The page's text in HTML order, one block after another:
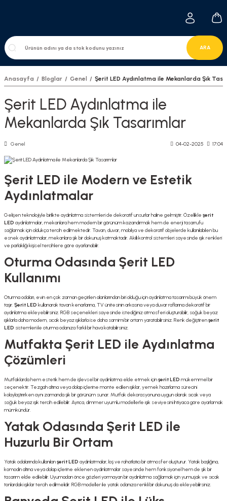
ARA
Anasayfa Bloglar Genel Şerit LED Aydınlatma ile Mekanlarda Şık
Şerit LED Aydınlatma ile
Mekanlarda Şık Tasarımlar
Genel 04-02-2025 17:04
Şerit LED ile Modern ve Estetik
Aydınlatmalar
Gelişen teknolojiyle birlikte aydınlatma sistemleri de dekoratif unsurlar haline gelmiştir. Özellikle şerit
LED aydınlatmalar, mekanlara hem modern bir görünüm kazandırmak hem de enerji tasarrufu
sağlamak için oldukça tercih edilmektedir. Tavan, duvar, mobilya ve dekoratif objelerde kullanılabilen bu
esnek aydınlatmalar, mekanlara şık bir dokunuş katmaktadır. Akıllı kontrol sistemleri sayesinde ışık renkleri
ve parlaklığı kişisel tercihlere göre ayarlanabilir.
Oturma Odasında Şerit LED
Kullanımı
Oturma odaları, evin en çok zaman geçirilen alanlarından biri olduğu için aydınlatma tasarımı büyük önem
taşır. Şerit LED kullanarak tavan kenarlarına, TV ünitesinin arkasına veya duvar raflarına dekoratif bir
aydınlatma ekleyebilirsiniz. RGB seçenekleri sayesinde istediğiniz atmosferi oluşturabilir, soğuk beyaz
ışıklarla daha modern, sıcak beyaz ışıklarla ise daha samimi bir ortam yaratabilirsiniz. Renk değiştirenşerit
LED sistemleri ile oturma odanıza farklı bir hava katabilirsiniz.
Mutfakta Şerit LED ile Aydınlatma
Çözümleri
Mutfaklarda hem estetik hem de işlevsel bir aydınlatma elde etmek içinşerit LED mükemmel bir
seçenektir. Tezgah altına veya dolap içlerine monte edilen ışıklar, yemek hazırlama sürecini
kolaylaştırırken aynı zamanda şık bir görünüm sunar. Mutfak dekorasyonuna uygun olarak sıcak veya
soğuk beyaz ışık tercih edilebilir. Ayrıca, dimmer uyumlu modellerle ışık seviyesini ihtiyaca göre ayarlamak
mümkündür.
Yatak Odasında Şerit LED ile
Huzurlu Bir Ortam
Yatak odalarında kullanılanşerit LED aydınlatmalar, loş ve rahatlatıcı bir atmosfer oluşturur. Yatak başlığına,
komodin altına veya dolap içlerine eklenen aydınlatmalar sayesinde hem fonksiyonel hem de şık bir
tasarım elde edilebilir. Uyumadan önce gözleri yormayan bir aydınlatma sağlamak için yumuşak ve sıcak
tonlardaki ışıklar tercih edilmelidir. RGB modeller ile yatak odanıza renkli bir dokunuş da ekleyebilirsiniz.